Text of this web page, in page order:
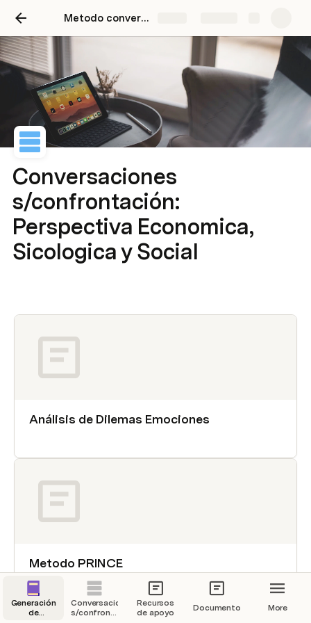
Metodo conversacional de escenarios Venezuela
Conversaciones
s/confrontación:
Perspectiva Economica,
Sicologica y Social
Análisis de Dilemas Emociones
Metodo PRINCE
Generación
de
Conversaciones
s/confrontación:
Recursos
de apoyo
Documentos More